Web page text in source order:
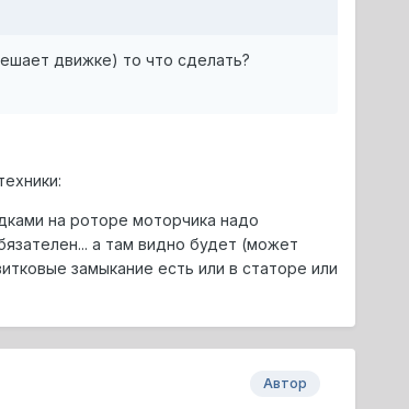
движке) то что сделать?
на роторе моторчика надо
а там видно будет (может
замыкание есть или в статоре или
Автор